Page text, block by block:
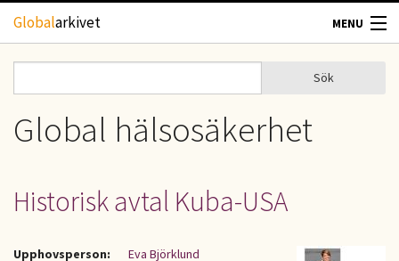
Hoppa till huvudinnehåll
Globalarkivet MENU
TIDSKRIFTER
GEOGRAFI
UPPHOVSRÄTT
Sökformulär
Sök
Global hälsosäkerhet
Historisk avtal Kuba-USA
Upphovsperson:
Eva Björklund